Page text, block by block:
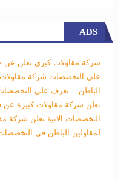
ADS
شركة مقاولات كبري تعلن عن
علي التخصصات شركة
الباطن .. تعرف علي
تعلن شركة مقاولات كبيرة عن
التخصصات الاتية تعلن شركة
لمقاولين الباطن فى التخصصات